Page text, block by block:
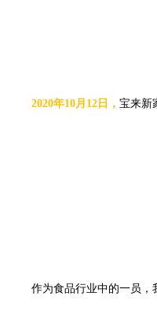
2020年10月 12 日， 宝来新
作为食品行业中的一员，